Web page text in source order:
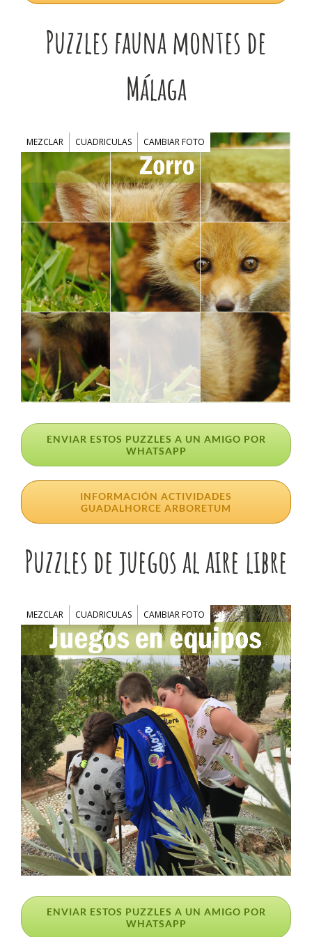
Puzzles fauna montes de
Málaga
MEZCLAR CUADRICULAS CAMBIAR FOTO
ENVIAR ESTOS PUZZLES A UN AMIGO POR
WHATSAPP
INFORMACIÓN ACTIVIDADES
GUADALHORCE ARBORETUM
Puzzles de juegos al aire libre
MEZCLAR CUADRICULAS CAMBIAR FOTO
ENVIAR ESTOS PUZZLES A UN AMIGO POR
WHATSAPP